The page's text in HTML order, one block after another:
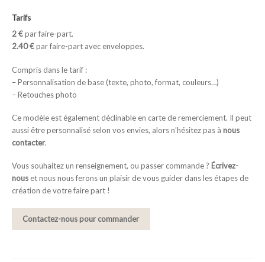
Tarifs
2 €par faire-part.
2.40 €par faire-part avec enveloppes.
Compris dans le tarif :
– Personnalisation de base (texte, photo, format, couleurs…)
– Retouches photo
Ce modèle est également déclinable en carte de remerciement. Il peut
aussi être personnalisé selon vos envies, alors n’hésitez pas à nous
contacter.
Vous souhaitez un renseignement, ou passer commande ? Écrivez-
nous et nous nous ferons un plaisir de vous guider dans les étapes de
création de votre faire part !
Contactez-nous pour commander